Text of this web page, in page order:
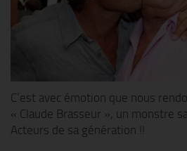
C’est avec émotion que nous
« Claude Brasseur », un monstre
Acteurs de sa génération !!